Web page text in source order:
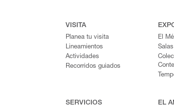
VISITA
Planea tu visita
Lineamientos
Actividades
Recorridos guiados
El
SERVICIOS EL